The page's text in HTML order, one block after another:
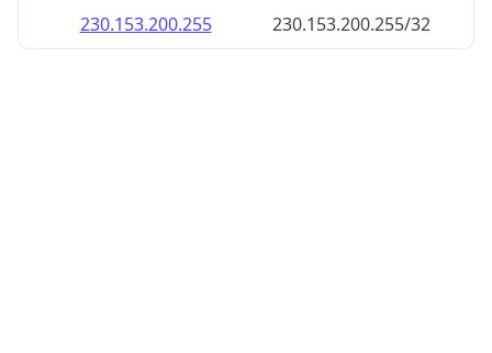
230.153.200.255
230.153.200.255/32